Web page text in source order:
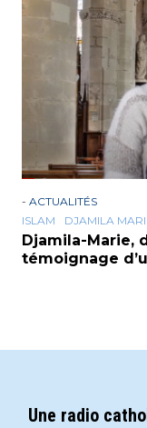
- ACTUALITÉS
ISLAM
DJAMILA
Djamila-Marie,
témoignage
Une radio